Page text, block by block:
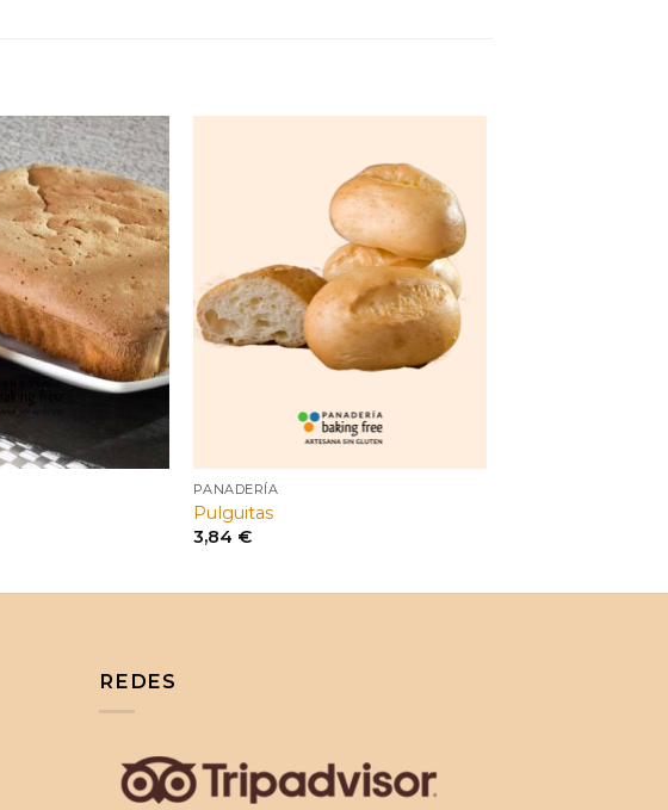
PANADERÍA
Pulguitas
3,84 €
REDES